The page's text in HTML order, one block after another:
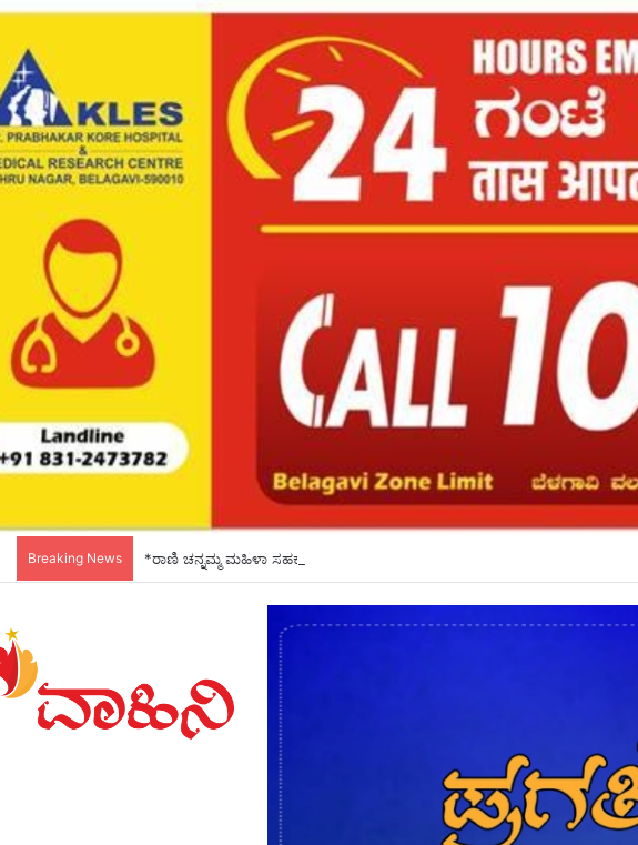
Breaking News *ರಾಣಿ ಚನ್ನಮ್ಮ ಮಹಿಳಾ ಸಹಕಾರಿ ಬ್ಯಾಂಕ್‌ನಿಂದ ಸರ್ಕಾರಿ ಶಾಲೆಗೆ ಗಣಕಯಂತ್ರ ಹಾಗೂ